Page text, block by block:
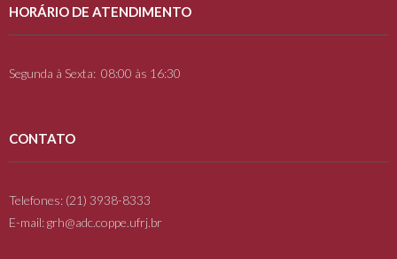
HORÁRIO DE ATENDIMENTO
Segunda à Sexta: 08:00 às 16:30
CONTATO
Telefones: (21) 3938-8333
E-mail: grh@adc.coppe.ufrj.br